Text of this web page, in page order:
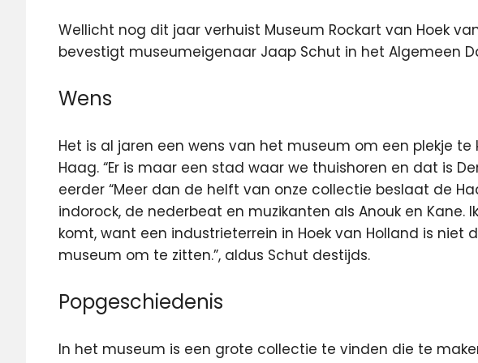
Wellicht nog dit jaar verhuist Museum Rockart van Hoek
bevestigt museumeigenaar Jaap Schut in het Algemeen
Wens
Het is al jaren een wens van het museum om een plekje
Haag. “Er is maar een stad waar we thuishoren en dat is
eerder “Meer dan de helft van onze collectie beslaat de
indorock, de nederbeat en muzikanten als Anouk en Kane.
komt, want een industrieterrein in Hoek van Holland is niet
museum om te zitten.”, aldus Schut destijds.
Popgeschiedenis
In het museum is een grote collectie te vinden die te